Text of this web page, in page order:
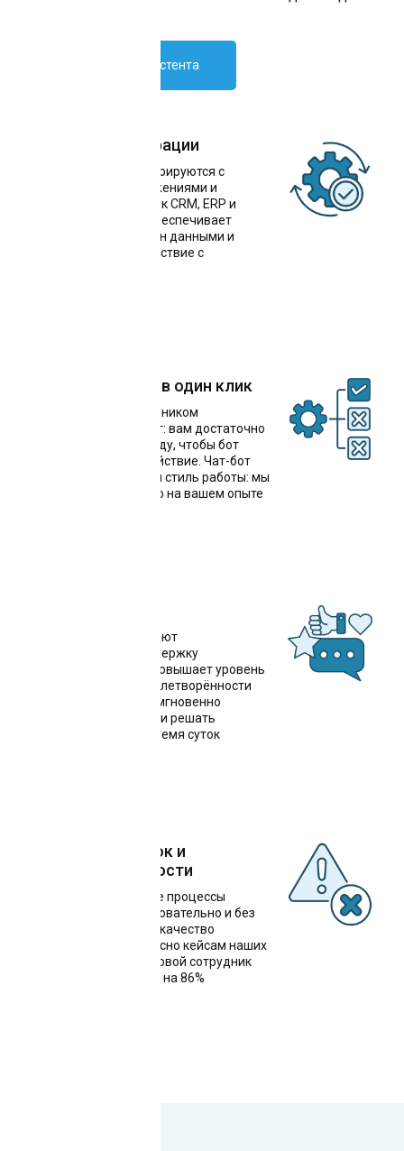
Внедрить ИИ-ассистента
Простота интеграции
Чат-боты легко интегрируются с
популярными приложениями и
системами, такими как CRM, ERP и
мессенджеры. Это обеспечивает
бесперебойный обмен данными и
упрощает взаимодействие с
Решение задачи в один клик
Общение с ИИ-сотрудником
происходит через чат: вам достаточно
написать одну команду, чтобы бот
выполнил нужное действие. Чат-бот
для VK уже знает ваш стиль работы: мы
обучим его буквально на вашем опыте
Чат-боты обеспечивают
круглосуточную поддержку
пользователей, что повышает уровень
обслуживания и удовлетворённости
клиентов. Они могут мгновенно
отвечать на запросы и решать
проблемы в любое время суток
Снижение ошибок и
улучшение точности
Автоматизированные процессы
выполняются последовательно и без
сбоев, что повышает качество
обслуживания. Согласно кейсам наших
клиентов, один цифровой сотрудник
снижает риск ошибок на 86%